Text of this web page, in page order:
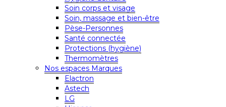
Soin corps et visage
Soin, massage et bien-être
Pèse-Personnes
Santé connectée
Protections (hygiène)
Thermomètres
Nos espaces Marques
Elactron
Astech
LG